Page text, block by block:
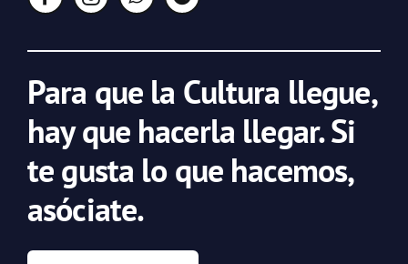
Para que la Cultura llegue,
hay que hacerla llegar. Si
te gusta lo que hacemos,
asóciate.